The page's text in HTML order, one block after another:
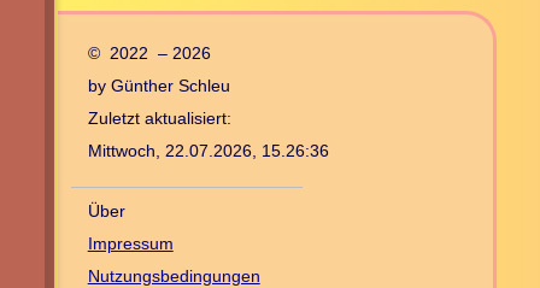
© 2022 – 2026
by Günther Schleu
Zuletzt aktualisiert:
Mittwoch, 22.07.2026, 15.26:36
Über
Impressum
Nutzungsbedingungen